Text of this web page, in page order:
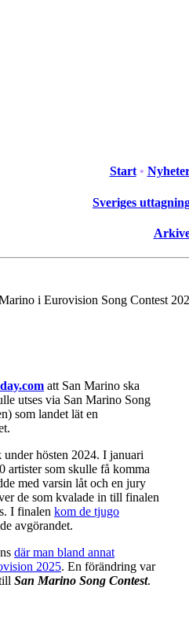
Start •
Sveriges
i Eurovision Song Contest
att San Marino ska
utses via San Marino Song
som landet lät en
hösten 2024. I januari
artister som skulle få komma
med varsin låt och en jury
de som kvalade in till finalen
I finalen kom de tjugo
avgörandet.
där man bland annat
2025. En förändring var
San Marino Song Contest.